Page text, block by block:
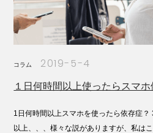
コラム 2019-5-4
１日何時間以上使ったらスマホ
1日何時間以上スマホを使ったら依存症
以上、、、様々な説がありますが、私は